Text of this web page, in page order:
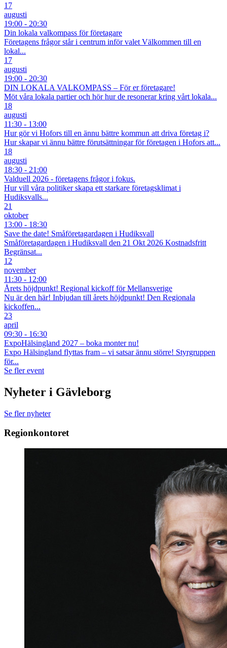
17
augusti
19:00 - 20:30
Din lokala valkompass för företagare
Företagens frågor står i centrum inför valet Välkommen till en
lokal...
17
augusti
19:00 - 20:30
DIN LOKALA VALKOMPASS – För er företagare!
Möt våra lokala partier och hör hur de resonerar kring vårt lokala...
18
augusti
11:30 - 13:00
Hur gör vi Hofors till en ännu bättre kommun att driva företag i?
Hur skapar vi ännu bättre förutsättningar för företagen i Hofors att...
18
augusti
18:30 - 21:00
Valduell 2026 - företagens frågor i fokus.
Hur vill våra politiker skapa ett starkare företagsklimat i
Hudiksvalls...
21
oktober
13:00 - 18:30
Save the date! Småföretagardagen i Hudiksvall
Småföretagardagen i Hudiksvall den 21 Okt 2026 Kostnadsfritt
Begränsat...
12
november
11:30 - 12:00
Årets höjdpunkt! Regional kickoff för Mellansverige
Nu är den här! Inbjudan till årets höjdpunkt! Den Regionala
kickoffen...
23
april
09:30 - 16:30
ExpoHälsingland 2027 – boka monter nu!
Expo Hälsingland flyttas fram – vi satsar ännu större! Styrgruppen
för...
Se fler event
Nyheter i Gävleborg
Se fler nyheter
Regionkontoret